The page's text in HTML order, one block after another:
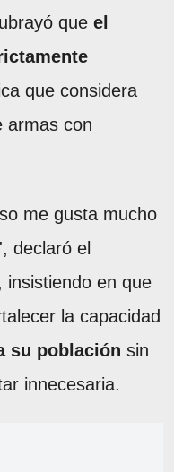
que el
que considera
armas con
me gusta mucho
declaró el
insistiendo en que
la capacidad
su población sin
innecesaria.